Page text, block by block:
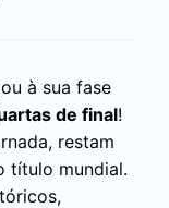
à sua fase
de final!
restam
título mundial.